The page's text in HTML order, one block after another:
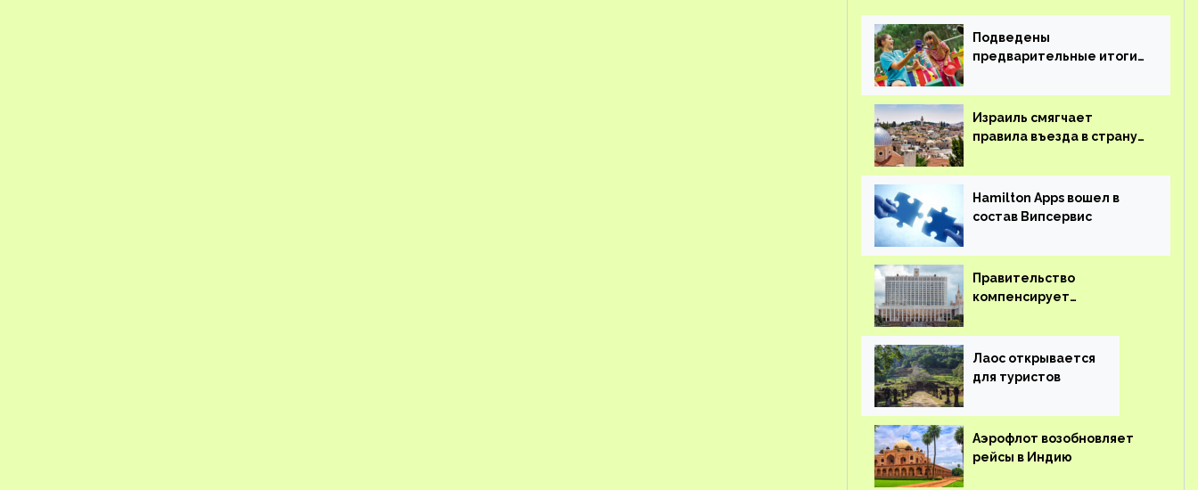
Подведены
предварительные итоги
Израиль смягчает
правила въезда в страну
Hamilton Apps вошел в
состав Випсервис
Правительство
компенсирует
на вывоз россиян из-за
рубежа
Лаос открывается
для туристов
Аэрофлот возобновляет
рейсы в Индию